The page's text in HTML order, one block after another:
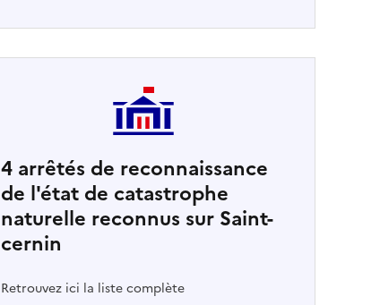
4 arrêtés de reconnaissance
de l'état de catastrophe
naturelle reconnus sur Saint-
cernin
Retrouvez ici la liste complète